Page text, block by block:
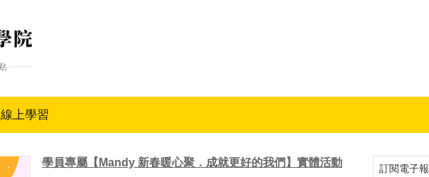
線上學習
學員專屬【Mandy 新春暖心聚．成就更好的我們】實體活動 訂閱電子報